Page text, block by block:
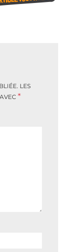
LES
*